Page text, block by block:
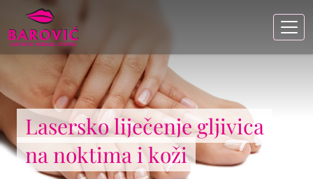
main
content
Lasersko liječenje gljivica
na noktima i koži